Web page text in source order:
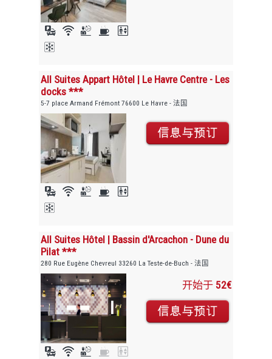
All Suites Appart Hôtel | Le Havre Centre - Les
docks ***
5-7 place Armand Frémont 76600 Le Havre - 法国
All Suites Hôtel | Bassin d'Arcachon - Dune du
Pilat ***
280 Rue Eugène Chevreul 33260 La Teste-de-Buch - 法国
开始于 52€